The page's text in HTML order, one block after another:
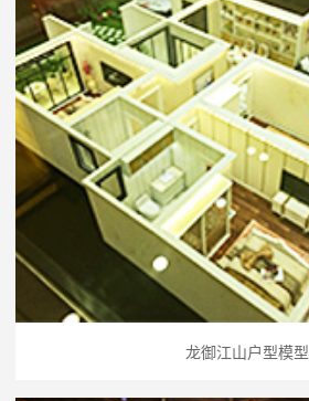
龙御江山户型模型